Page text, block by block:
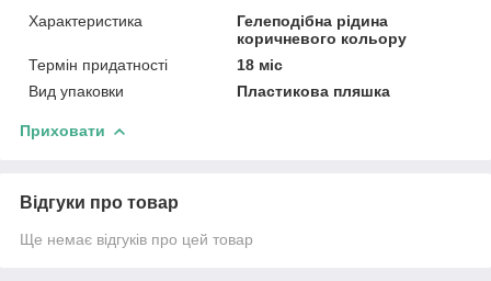
Характеристика
Гелеподібна рідина
коричневого кольору
Термін придатності
18 міс
Вид упаковки
Пластикова пляшка
Приховати
Відгуки про товар
Ще немає відгуків про цей товар